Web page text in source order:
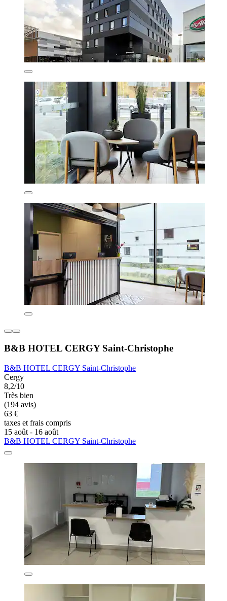
B&B HOTEL CERGY Saint-Christophe
B&B HOTEL CERGY Saint-Christophe
Cergy
8,2/10
Très bien
(194 avis)
63 €
taxes et frais compris
15 août - 16 août
B&B HOTEL CERGY Saint-Christophe